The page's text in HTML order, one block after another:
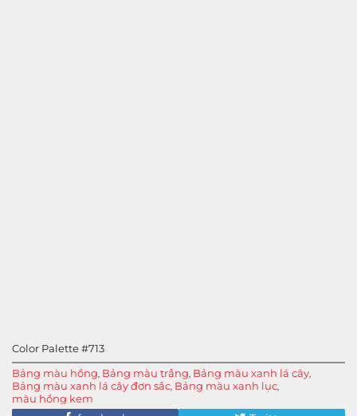
Color Palette #713
Bảng màu hồng, Bảng màu trắng, Bảng màu xanh lá cây,
Bảng màu xanh lá cây đơn sắc, Bảng màu xanh lục,
màu hồng kem